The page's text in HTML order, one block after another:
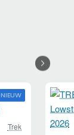
NIEUW
Trek